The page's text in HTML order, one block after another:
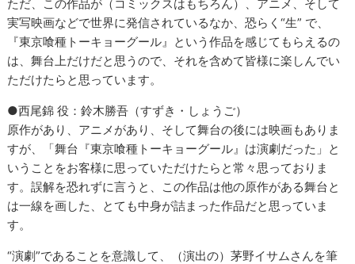
ただ、この作品が（コミックスはもちろん）、アニメ、そして
実写映画などで世界に発信されているなか、恐らく“生” で、
『東京喰種トーキョーグール』という作品を感じてもらえるの
は、舞台上だけだと思うので、それを含めて皆様に楽しんでい
ただけたらと思っています。
●西尾錦 役：鈴木勝吾（すずき・しょうご）
原作があり、アニメがあり、そして舞台の後には映画もありま
すが、「舞台『東京喰種トーキョーグール』は演劇だった」と
いうことをお客様に思っていただけたらと常々思っておりま
す。誤解を恐れずに言うと、この作品は他の原作がある舞台と
は一線を画した、とても中身が詰まった作品だと思っていま
す。
“演劇”であることを意識して、（演出の）茅野イサムさんを筆